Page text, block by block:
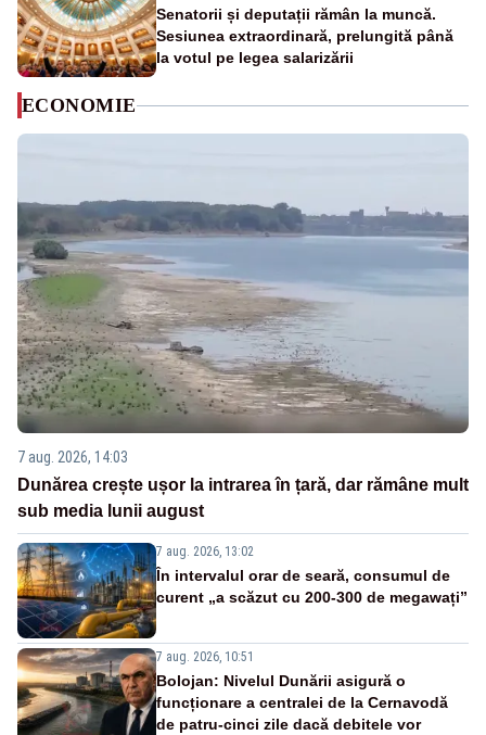
Senatorii și deputații rămân la muncă.
Sesiunea extraordinară, prelungită până
la votul pe legea salarizării
ECONOMIE
7 aug. 2026, 14:03
Dunărea crește ușor la intrarea în țară, dar rămâne mult
sub media lunii august
7 aug. 2026, 13:02
În intervalul orar de seară, consumul de
curent „a scăzut cu 200-300 de megawați”
7 aug. 2026, 10:51
Bolojan: Nivelul Dunării asigură o
funcționare a centralei de la Cernavodă
de patru-cinci zile dacă debitele vor